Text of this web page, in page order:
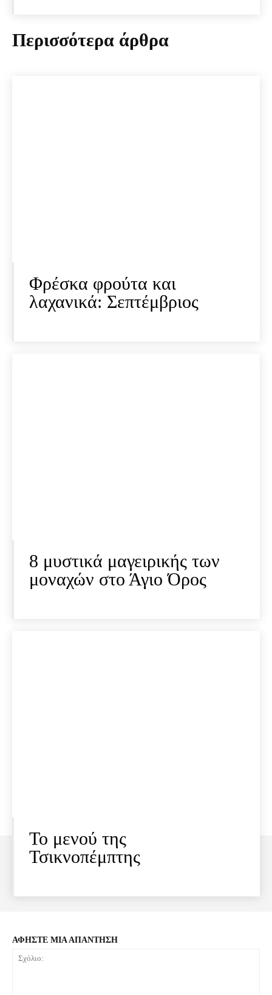
Περισσότερα άρθρα
Φρέσκα φρούτα και
λαχανικά: Σεπτέμβριος
8 μυστικά μαγειρικής των
μοναχών στο Άγιο Όρος
Το μενού της
Τσικνοπέμπτης
ΑΦΗΣΤΕ ΜΙΑ ΑΠΑΝΤΗΣΗ